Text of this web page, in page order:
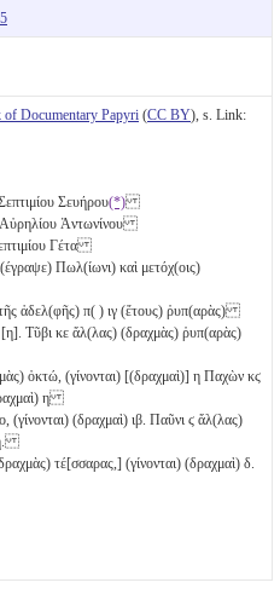
of Documentary Papyri (CC BY), s. Link:
Σευήρου(*)
Αὐρηλίου Ἀντωνίνου
Γέτα
Πωλ(ίωνι) καὶ μετόχ(οις)
ἀδελ(φῆς) π( ) ιγ (ἔτους) ῥυπ(αρὰς)
[η]. Τῦβι κε ἄλ(λας) (δραχμὰς) ῥυπ(αρὰς)
ὀκτώ, (γίνονται) [(δραχμαὶ)] η Παχὼν κϛ
η
(δραχμαὶ) ιβ . Παῦνι ϛ ἄλ(λας)
.
τέ[σσαρας,] (γίνονται) (δραχμαὶ) δ